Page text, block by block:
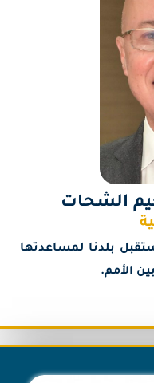
الشحات
بلدنا لمساعدتها
الأمم.